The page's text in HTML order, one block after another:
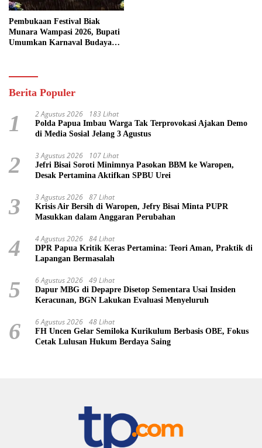
Pembukaan Festival Biak
Munara Wampasi 2026, Bupati
Umumkan Karnaval Budaya
Berita Populer
1 2 Agustus 2026 183 Lihat
Polda Papua Imbau Warga Tak Terprovokasi Ajakan Demo
di Media Sosial Jelang 3 Agustus
2 3 Agustus 2026 107 Lihat
Jefri Bisai Soroti Minimnya Pasokan BBM ke Waropen,
Desak Pertamina Aktifkan SPBU Urei
3 3 Agustus 2026 87 Lihat
Krisis Air Bersih di Waropen, Jefry Bisai Minta PUPR
Masukkan dalam Anggaran Perubahan
4 4 Agustus 2026 84 Lihat
DPR Papua Kritik Keras Pertamina: Teori Aman, Praktik di
Lapangan Bermasalah
5 6 Agustus 2026 49 Lihat
Dapur MBG di Depapre Disetop Sementara Usai Insiden
Keracunan, BGN Lakukan Evaluasi Menyeluruh
6 6 Agustus 2026 48 Lihat
FH Uncen Gelar Semiloka Kurikulum Berbasis OBE, Fokus
Cetak Lulusan Hukum Berdaya Saing